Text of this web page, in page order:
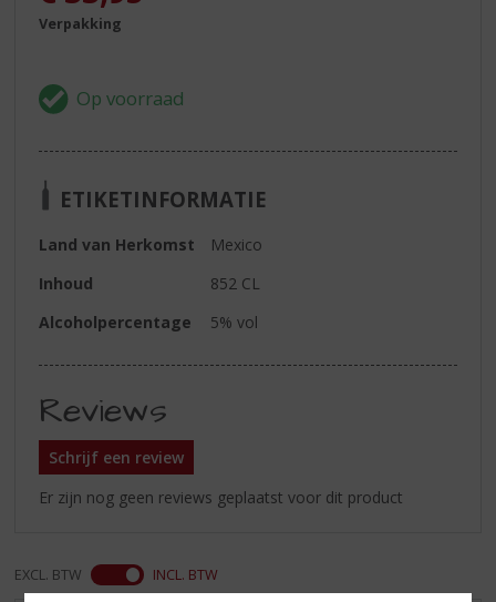
Verpakking
ETIKETINFORMATIE
Land van Herkomst
Mexico
Inhoud
852 CL
Alcoholpercentage
5% vol
Reviews
Schrijf een review
Er zijn nog geen reviews geplaatst voor dit product
EXCL. BTW INCL. BTW